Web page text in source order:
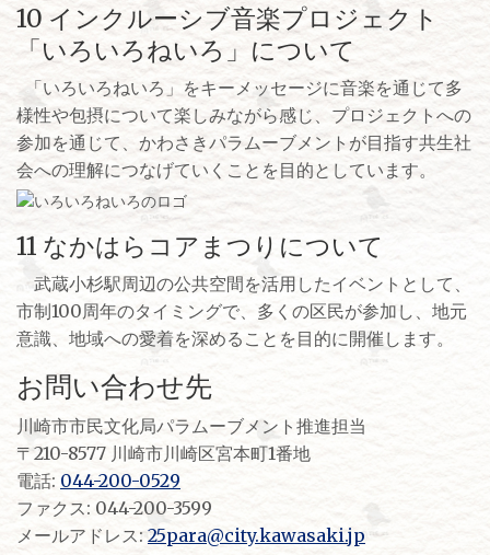
10 インクルーシブ音楽プロジェクト
「いろいろねいろ」について
「いろいろねいろ」をキーメッセージに音楽を通じて多
様性や包摂について楽しみながら感じ、プロジェクトへの
参加を通じて、かわさきパラムーブメントが目指す共生社
会への理解につなげていくことを目的としています。
11 なかはらコアまつりについて
武蔵小杉駅周辺の公共空間を活用したイベントとして、
市制100周年のタイミングで、多くの区民が参加し、地元
意識、地域への愛着を深めることを目的に開催します。
お問い合わせ先
川崎市市民文化局パラムーブメント推進担当
〒210-8577 川崎市川崎区宮本町1番地
電話: 044-200-0529
ファクス: 044-200-3599
メールアドレス:25para@city.kawasaki.jp